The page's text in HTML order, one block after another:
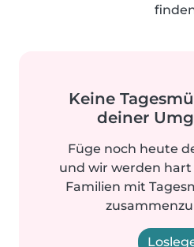
Keine
deiner
Füge noch heute
und wir werden
Familien mit